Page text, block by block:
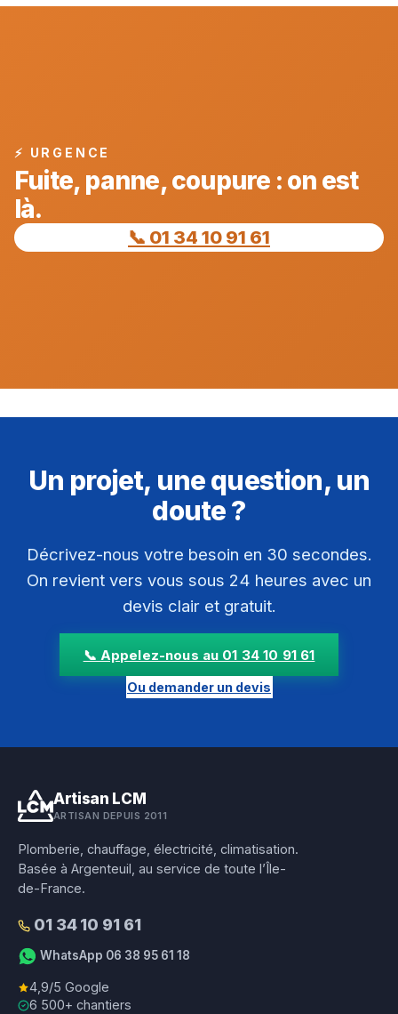
⚡ URGENCE
Fuite, panne, coupure : on est
là.
📞 01 34 10 91 61
Un projet, une question, un
doute ?
Décrivez-nous votre besoin en 30 secondes.
On revient vers vous sous 24 heures avec un
devis clair et gratuit.
📞 Appelez-nous au 01 34 10 91 61
Ou demander un devis
Artisan LCM
ARTISAN DEPUIS 2011
Plomberie, chauffage, électricité, climatisation.
Basée à Argenteuil, au service de toute l’Île-
de-France.
01 34 10 91 61
WhatsApp 06 38 95 61 18
4,9/5 Google
6 500+ chantiers